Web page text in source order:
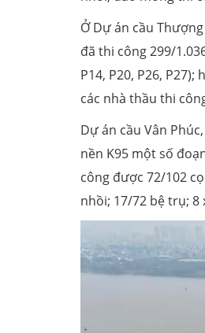
Ở Dự án cầu
đã thi công 299/
P14, P20, P26,
các nhà thầu thi
Dự án cầu Vân
nền K95 một số
công được 72/102
nhồi; 17/72 bệ trụ;